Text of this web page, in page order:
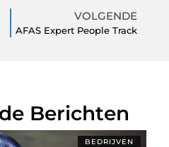
VOLGENDE
AFAS Expert People Track
Berichten
BEDRIJVEN